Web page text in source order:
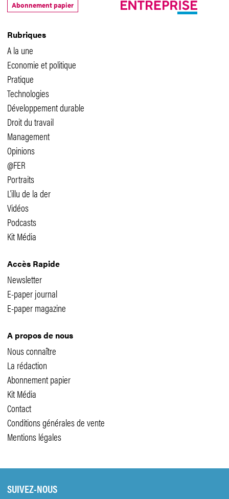
Rubriques
A la une
Economie et politique
Pratique
Technologies
Développement durable
Droit du travail
Management
Opinions
@FER
Portraits
L'illu de la der
Vidéos
Podcasts
Kit Média
Accès Rapide
Newsletter
E-paper journal
E-paper magazine
A propos de nous
Nous connaître
La rédaction
Abonnement papier
Kit Média
Contact
Conditions générales de vente
Mentions légales
Abonnement papier
SUIVEZ-NOUS